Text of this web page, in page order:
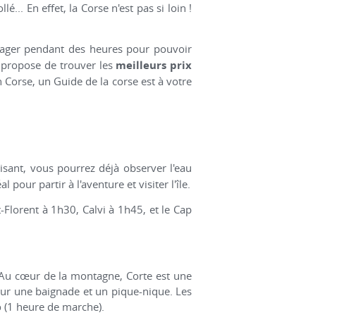
En effet, la Corse n'est pas si loin !
pendant des heures pour pouvoir
de trouver les meilleurs prix
un Guide de la corse est à votre
vous pourrez déjà observer l'eau
pour partir à l'aventure et visiter l'île.
à 1h30, Calvi à 1h45, et le Cap
cœur de la montagne, Corte est une
une baignade et un pique-nique. Les
heure de marche).